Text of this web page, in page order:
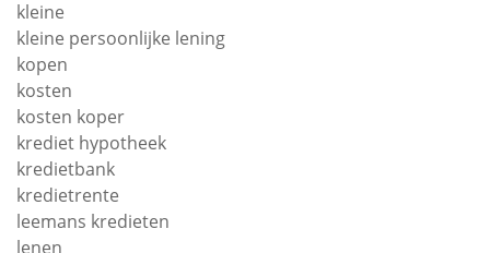
kleine
kleine persoonlijke lening
kopen
kosten
kosten koper
krediet hypotheek
kredietbank
kredietrente
leemans kredieten
lenen